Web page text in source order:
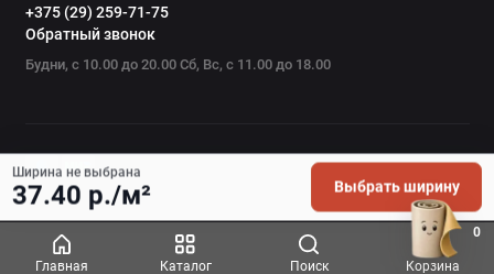
Главная Каталог Поиск Корзина
0
+375 (29) 259-71-75
Обратный звонок
Будни, с 10.00 до 20.00 Сб, Вс, с 11.00 до 18.00
Ширина не выбрана
37.40 р./м² Выбрать ширину